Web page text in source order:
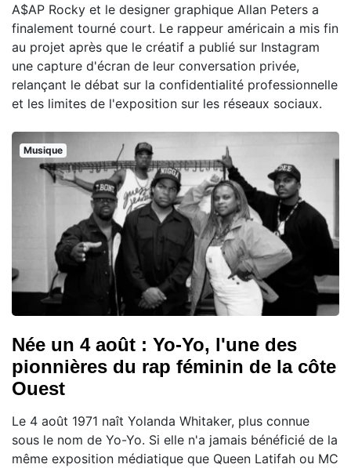
A$AP Rocky et le designer graphique Allan Peters a
finalement tourné court. Le rappeur américain a mis fin
au projet après que le créatif a publié sur Instagram
une capture d'écran de leur conversation privée,
relançant le débat sur la confidentialité professionnelle
et les limites de l'exposition sur les réseaux sociaux.
Musique
Née un 4 août : Yo-Yo, l'une des
pionnières du rap féminin de la côte
Ouest
Le 4 août 1971 naît Yolanda Whitaker, plus connue
sous le nom de Yo-Yo. Si elle n'a jamais bénéficié de la
même exposition médiatique que Queen Latifah ou MC